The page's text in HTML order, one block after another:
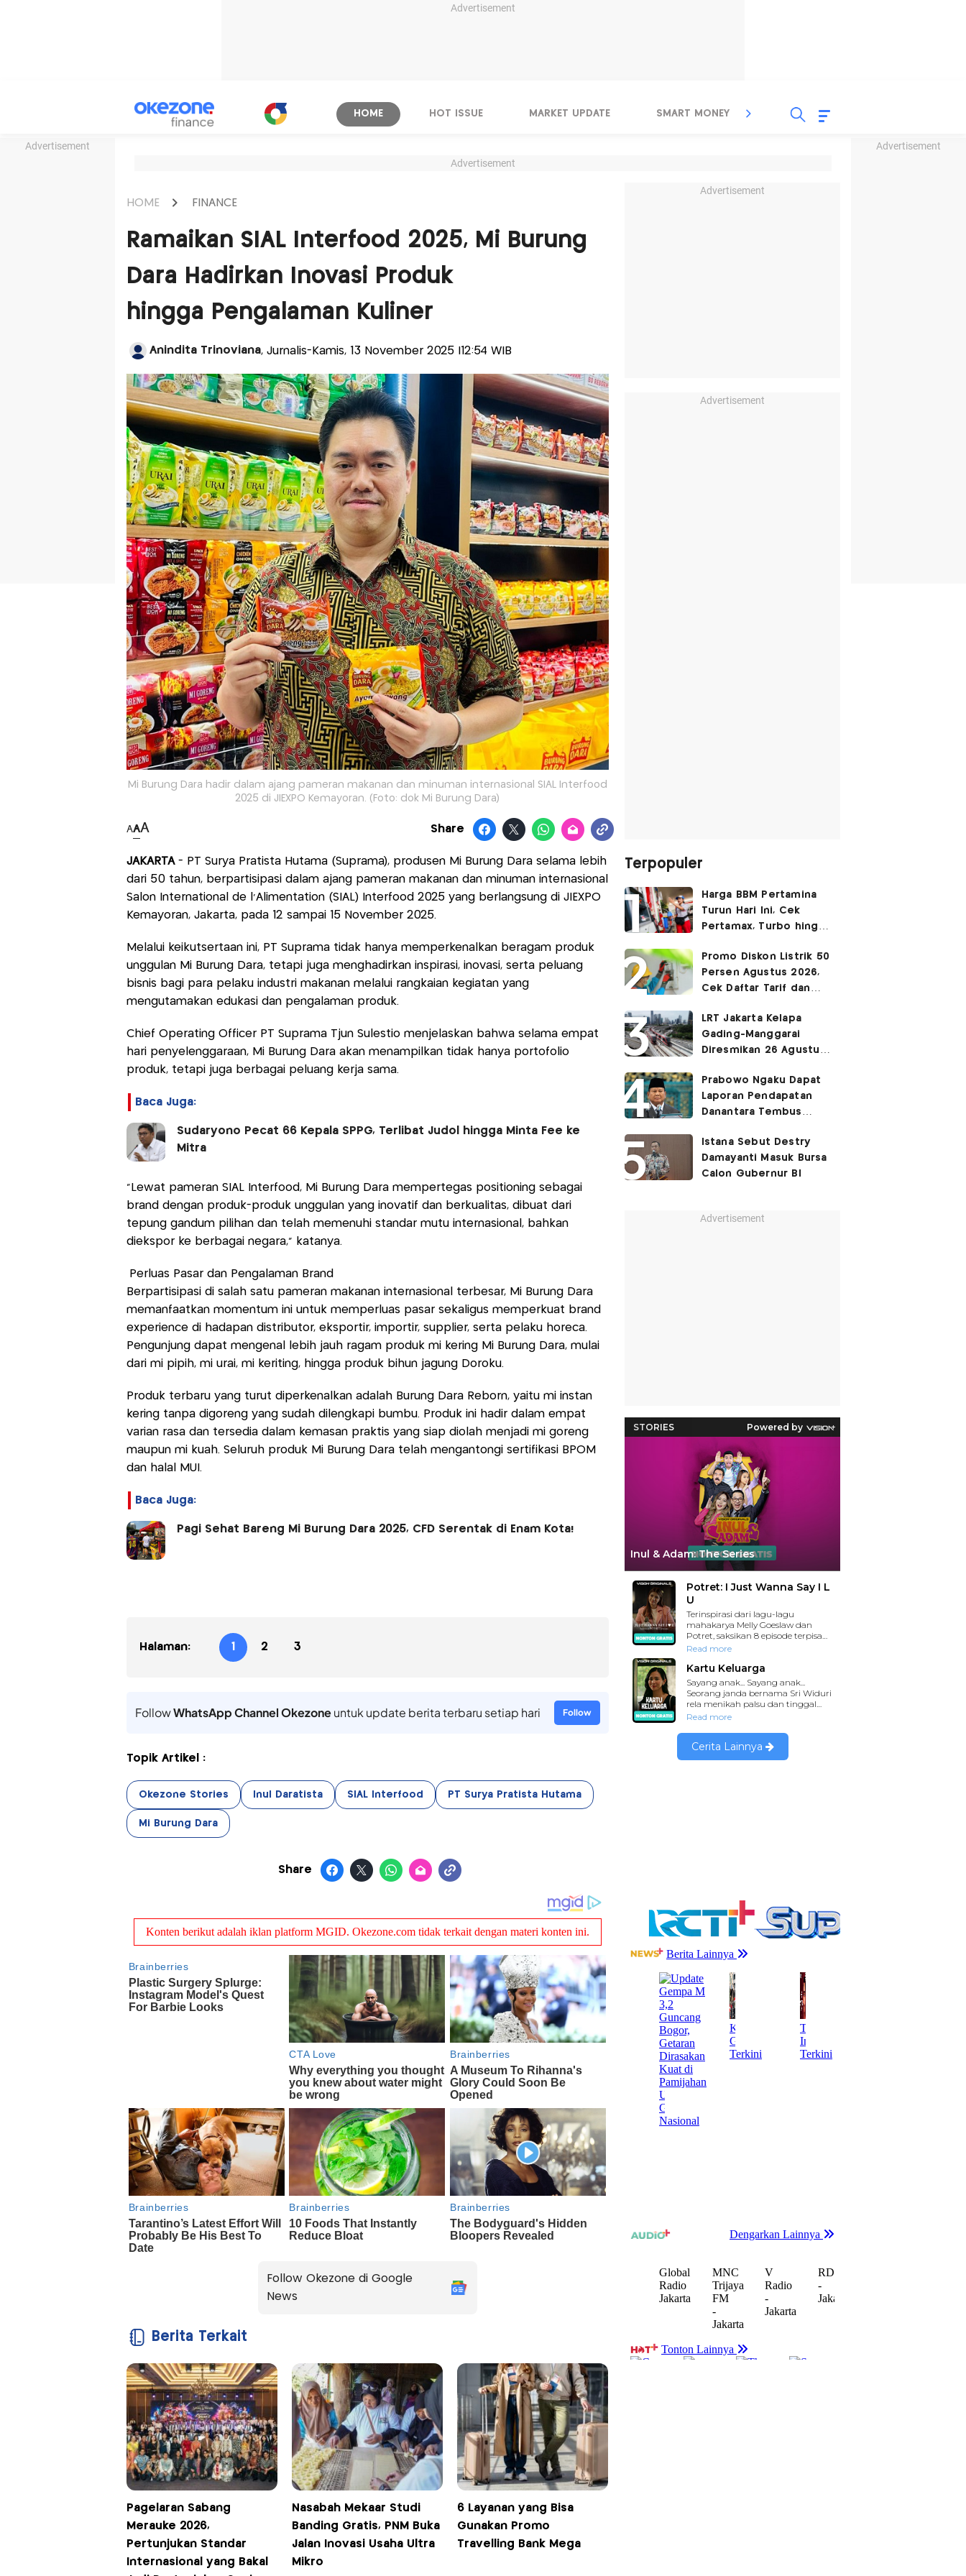
Advertisement
Advertisement Advertisement
HOME HOT ISSUE MARKET UPDATE SMART MONEY INSPIRASI BISNIS
Advertisement
HOME FINANCE
Ramaikan SIAL Interfood 2025, Mi Burung
Dara Hadirkan Inovasi Produk
hingga Pengalaman Kuliner
Anindita Trinoviana, Jurnalis-Kamis, 13 November 2025 |12:54 WIB
Mi Burung Dara hadir dalam ajang pameran makanan dan minuman internasional SIAL Interfood
2025 di JIEXPO Kemayoran. (Foto: dok Mi Burung Dara)
AAA Share
JAKARTA- PT Surya Pratista Hutama (Suprama), produsen Mi Burung Dara selama lebih
dari 50 tahun, berpartisipasi dalam ajang pameran makanan dan minuman internasional
Salon International de l'Alimentation (SIAL) Interfood 2025 yang berlangsung di JIEXPO
Kemayoran, Jakarta, pada 12 sampai 15 November 2025.
Melalui keikutsertaan ini, PT Suprama tidak hanya memperkenalkan beragam produk
unggulan Mi Burung Dara, tetapi juga menghadirkan inspirasi, inovasi, serta peluang
bisnis bagi para pelaku industri makanan melalui rangkaian kegiatan yang
mengutamakan edukasi dan pengalaman produk.
Chief Operating Officer PT Suprama Tjun Sulestio menjelaskan bahwa selama empat
hari penyelenggaraan, Mi Burung Dara akan menampilkan tidak hanya portofolio
produk, tetapi juga berbagai peluang kerja sama.
Baca Juga:
Sudaryono Pecat 66 Kepala SPPG, Terlibat Judol hingga Minta Fee ke
Mitra
“Lewat pameran SIAL Interfood, Mi Burung Dara mempertegas positioning sebagai
brand dengan produk-produk unggulan yang inovatif dan berkualitas, dibuat dari
tepung gandum pilihan dan telah memenuhi standar mutu internasional, bahkan
diekspor ke berbagai negara,” katanya.
Perluas Pasar dan Pengalaman Brand
Berpartisipasi di salah satu pameran makanan internasional terbesar, Mi Burung Dara
memanfaatkan momentum ini untuk memperluas pasar sekaligus memperkuat brand
experience di hadapan distributor, eksportir, importir, supplier, serta pelaku horeca.
Pengunjung dapat mengenal lebih jauh ragam produk mi kering Mi Burung Dara, mulai
dari mi pipih, mi urai, mi keriting, hingga produk bihun jagung Doroku.
Produk terbaru yang turut diperkenalkan adalah Burung Dara Reborn, yaitu mi instan
kering tanpa digoreng yang sudah dilengkapi bumbu. Produk ini hadir dalam empat
varian rasa dan tersedia dalam kemasan praktis yang siap diolah menjadi mi goreng
maupun mi kuah. Seluruh produk Mi Burung Dara telah mengantongi sertifikasi BPOM
dan halal MUI.
Baca Juga:
Pagi Sehat Bareng Mi Burung Dara 2025, CFD Serentak di Enam Kota!
Halaman: 1 2 3
FollowWhatsApp Channel Okezoneuntuk update berita terbaru setiap hari Follow
Topik Artikel :
Okezone Stories Inul Daratista SIAL Interfood PT Surya Pratista Hutama
Mi Burung Dara
Share
Follow Okezone di Google
News
Berita Terkait
Pagelaran Sabang
Merauke 2026,
Pertunjukan Standar
Internasional yang Bakal
Nasabah Mekaar Studi
Banding Gratis, PNM Buka
Jalan Inovasi Usaha Ultra
Mikro
6 Layanan yang Bisa
Gunakan Promo
Travelling Bank Mega
Advertisement
Advertisement
Terpopuler
Harga BBM Pertamina
Turun Hari Ini, Cek
Pertamax, Turbo hingga
2026
Promo Diskon Listrik 50
Persen Agustus 2026,
Cek Daftar Tarif dan
LRT Jakarta Kelapa
Gading-Manggarai
Diresmikan 26 Agustus
Prabowo Ngaku Dapat
Laporan Pendapatan
Danantara Tembus
Istana Sebut Destry
Damayanti Masuk Bursa
Calon Gubernur BI
Advertisement